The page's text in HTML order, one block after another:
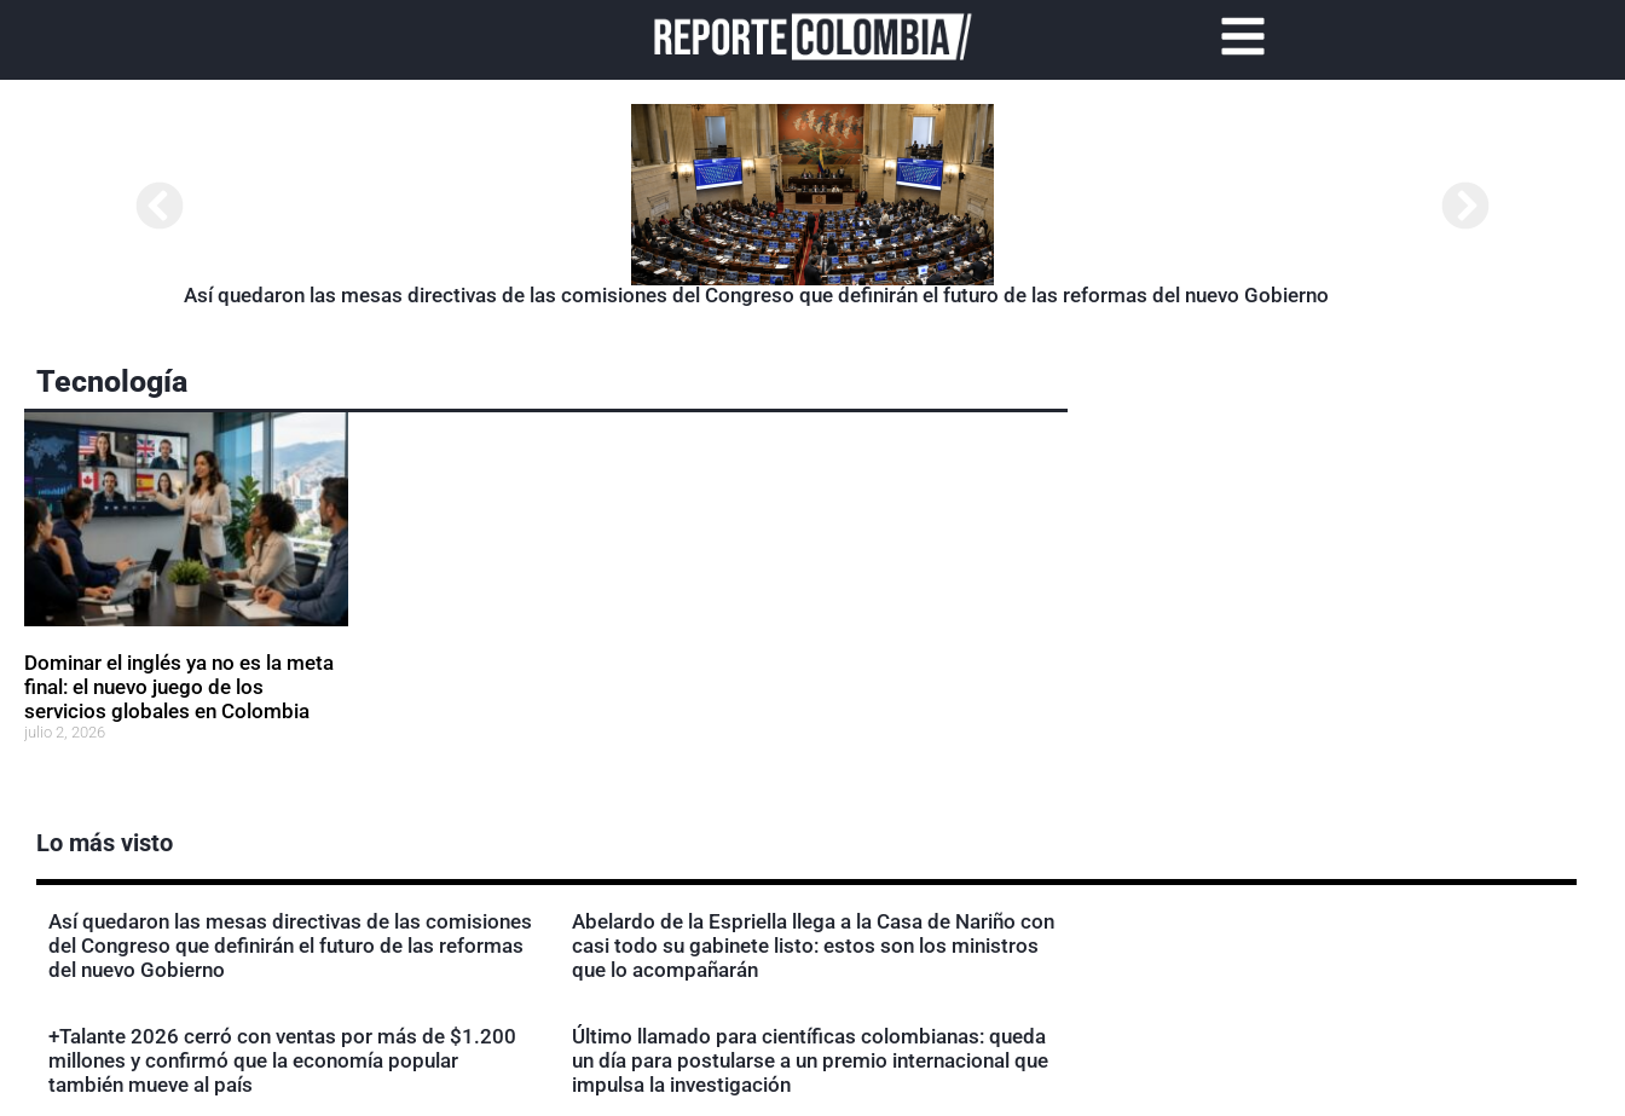
Así quedaron las mesas directivas de las comisiones del Congreso que definirán el futuro de las reformas del nuevo Gobierno
Tecnología
Dominar el inglés ya no es la meta
final: el nuevo juego de los
servicios globales en Colombia
julio 2, 2026
Lo más visto
Así quedaron las mesas directivas de las comisiones
del Congreso que definirán el futuro de las reformas
del nuevo Gobierno
Abelardo de la Espriella llega a la Casa de Nariño con
casi todo su gabinete listo: estos son los ministros
que lo acompañarán
+Talante 2026 cerró con ventas por más de $1.200
millones y confirmó que la economía popular
también mueve al país
Último llamado para científicas colombianas: queda
un día para postularse a un premio internacional que
impulsa la investigación